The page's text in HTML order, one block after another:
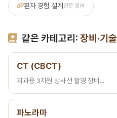
환자 경험 설계전문 용어
같은 카테고리: 장비·기술
CT (CBCT)
치과용 3차원 방사선 촬영 장비...
파노라마